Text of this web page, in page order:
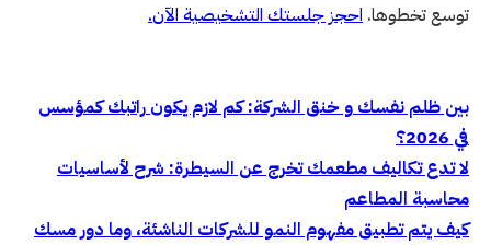
توسع تخطوها. احجز جلستك التشخيصية الآن.
بين ظلم نفسك و خنق الشركة: كم لازم يكون راتبك كمؤسس
في 2026؟
لا تدع تكاليف مطعمك تخرج عن السيطرة: شرح لأساسيات
محاسبة المطاعم
كيف يتم تطبيق مفهوم النمو للشركات الناشئة، وما دور مسك